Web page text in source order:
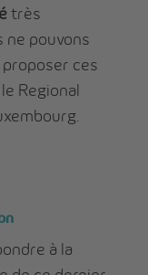
très
ne pouvons
ces
Regional
à la